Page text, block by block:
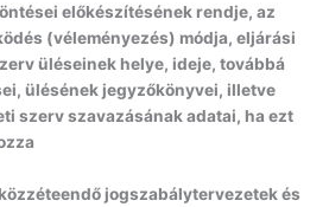
előkészítésének rendje, az
(véleményezés) módja, eljárási
üléseinek helye, ideje, továbbá
ülésének jegyzőkönyvei, illetve
szerv szavazásának adatai, ha ezt
jogszabálytervezetek és